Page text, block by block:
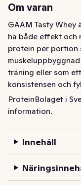
Om varan
GAAM Tasty Whey
ha både effekt och
protein per portion
träning eller som
konsistensen och
något du verkligen
maximal kvalitet,
ProteinBolaget i
information.
Innehåll